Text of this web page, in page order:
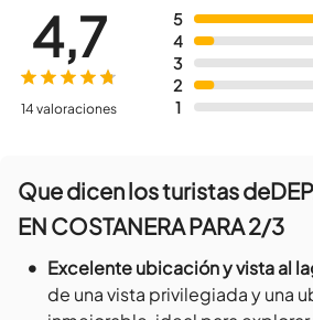
5
4
3
2
1
4,7
14 valoraciones
Que dicen los turistas de
EN COSTANERA PARA 2/3
• Excelente ubicación y vista al
de una vista privilegiada y una